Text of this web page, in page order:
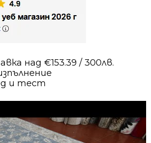
над €153.39 / 300лв.
и тест